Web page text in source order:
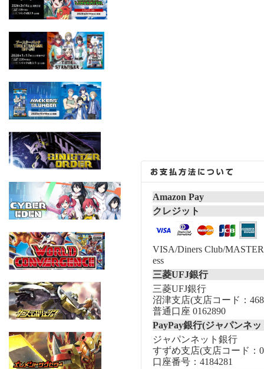
Amazon Pay
クレジット
VISA/Diners Club/
ess
三菱UFJ銀行
三菱UFJ銀行
沼津支店(支店コード：
普通口座 0162890
PayPay銀行(ジャパンネ
ジャパンネット銀行
すずめ支店(支店コード：
口座番号：4184281